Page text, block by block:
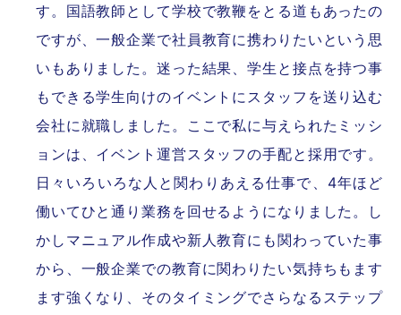
す。国語教師として学校で教鞭をとる道もあったの
ですが、一般企業で社員教育に携わりたいという思
いもありました。迷った結果、学生と接点を持つ事
もできる学生向けのイベントにスタッフを送り込む
会社に就職しました。ここで私に与えられたミッシ
ョンは、イベント運営スタッフの手配と採用です。
日々いろいろな人と関わりあえる仕事で、4年ほど
働いてひと通り業務を回せるようになりました。し
かしマニュアル作成や新人教育にも関わっていた事
から、一般企業での教育に関わりたい気持ちもます
ます強くなり、そのタイミングでさらなるステップ